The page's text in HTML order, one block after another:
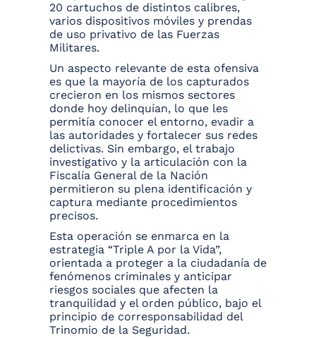
20 cartuchos de distintos calibres,
varios dispositivos móviles y prendas
de uso privativo de las Fuerzas
Militares.
Un aspecto relevante de esta ofensiva
es que la mayoría de los capturados
crecieron en los mismos sectores
donde hoy delinquían, lo que les
permitía conocer el entorno, evadir a
las autoridades y fortalecer sus redes
delictivas. Sin embargo, el trabajo
investigativo y la articulación con la
Fiscalía General de la Nación
permitieron su plena identificación y
captura mediante procedimientos
precisos.
Esta operación se enmarca en la
estrategia “Triple A por la Vida”,
orientada a proteger a la ciudadanía de
fenómenos criminales y anticipar
riesgos sociales que afecten la
tranquilidad y el orden público, bajo el
principio de corresponsabilidad del
Trinomio de la Seguridad.